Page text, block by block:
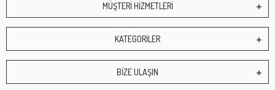
MÜŞTERİ HİZMETLERİ
KATEGORİLER
BİZE ULAŞIN